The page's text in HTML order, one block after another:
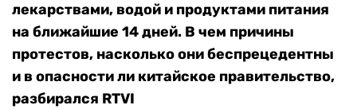
лекарствами, водой и продуктами питания
на ближайшие 14 дней. В чем причины
протестов, насколько они беспрецедентны
и в опасности ли китайское правительство,
разбирался RTVI